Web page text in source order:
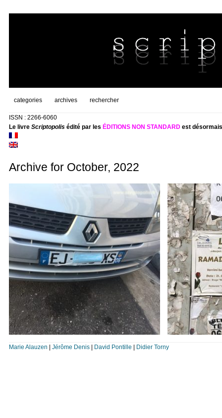
categories archives rechercher
ISSN : 2266-6060
Le livre Scriptopolisédité par les ÉDITIONS NON STANDARDest
Archive for October, 2022
Marie Alauzen Jérôme Denis| David Pontille Didier Torny